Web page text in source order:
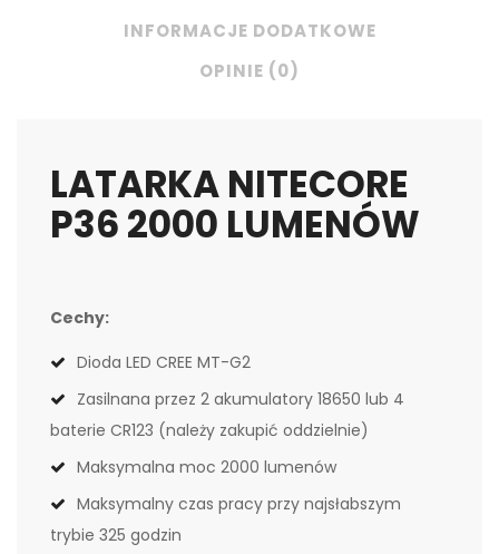
INFORMACJE DODATKOWE
OPINIE (0)
LATARKA NITECORE
P36 2000 LUMENÓW
Cechy:
Dioda LED CREE MT-G2
Zasilnana przez 2 akumulatory 18650 lub 4
baterie CR123 (należy zakupić oddzielnie)
Maksymalna moc 2000 lumenów
Maksymalny czas pracy przy najsłabszym
trybie 325 godzin